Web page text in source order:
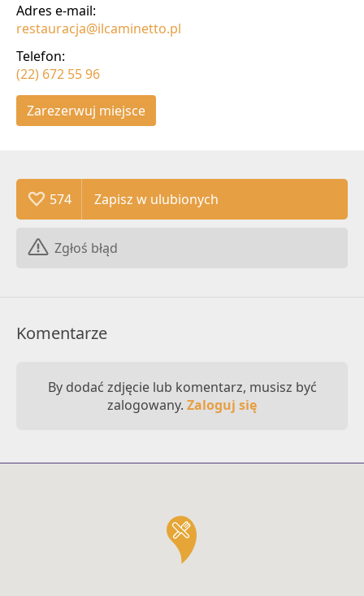
Adres e-mail:
restauracja@ilcaminetto.pl
Telefon:
(22) 672 55 96
Zarezerwuj miejsce
574
Zgłoś błąd
Komentarze
By dodać zdjęcie lub komentarz, musisz być
zalogowany. Zaloguj się